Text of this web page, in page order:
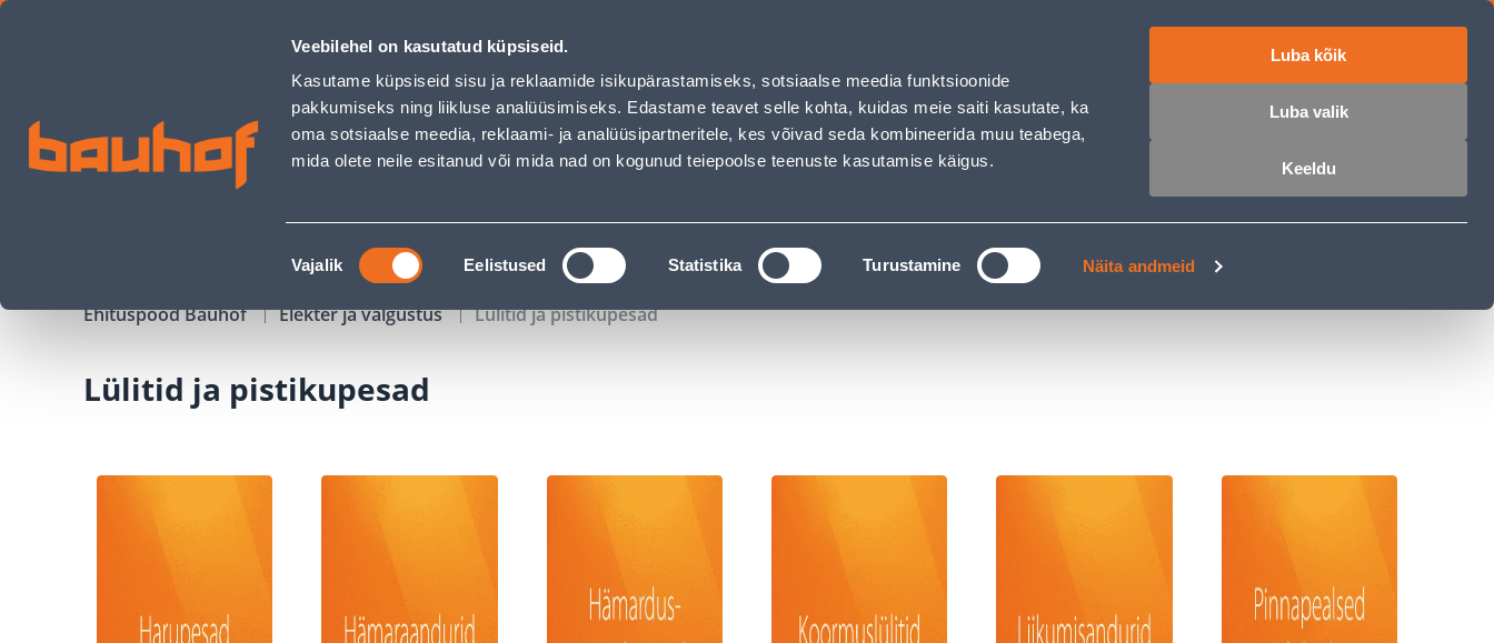
Veebilehel on kasutatud küpsiseid.
Kasutame küpsiseid sisu ja reklaamide isikupärastamiseks, sotsiaalse meedia funktsioonide
pakkumiseks ning liikluse analüüsimiseks. Edastame teavet selle kohta, kuidas meie saiti kasutate, ka
oma sotsiaalse meedia, reklaami- ja analüüsipartneritele, kes võivad seda kombineerida muu teabega,
mida olete neile esitanud või mida nad on kogunud teiepoolse teenuste kasutamise käigus.
Nõusoleku
valik
Vajalik Eelistused Statistika Turustamine Näita andmeid
Luba kõik
Luba valik
Keeldu
Lülitid ja pistikupesad - Bauhof has loaded
Äriklienditeenindus Klienditeenindus Teenused Karjäärileht
OTSI Logi sisse
KAMPAANIAD KATALOOGID TÖÖRIISTALAENUTUS JÄRELMAKS
Ehituspood Bauhof Elekter ja valgustus Lülitid ja pistikupesad
Lülitid ja pistikupesad